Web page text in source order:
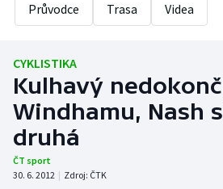
Tenis
Cyklistika
DALŠÍ SPORTY
Americký fotbal
NEPŘEHLÉDNĚTE
Průvodce Trasa Videa
CYKLISTIKA
Kulhavý
Windhamu, Nash
druhá
ČT sport
30. 6. 2012 | Zdroj: ČTK